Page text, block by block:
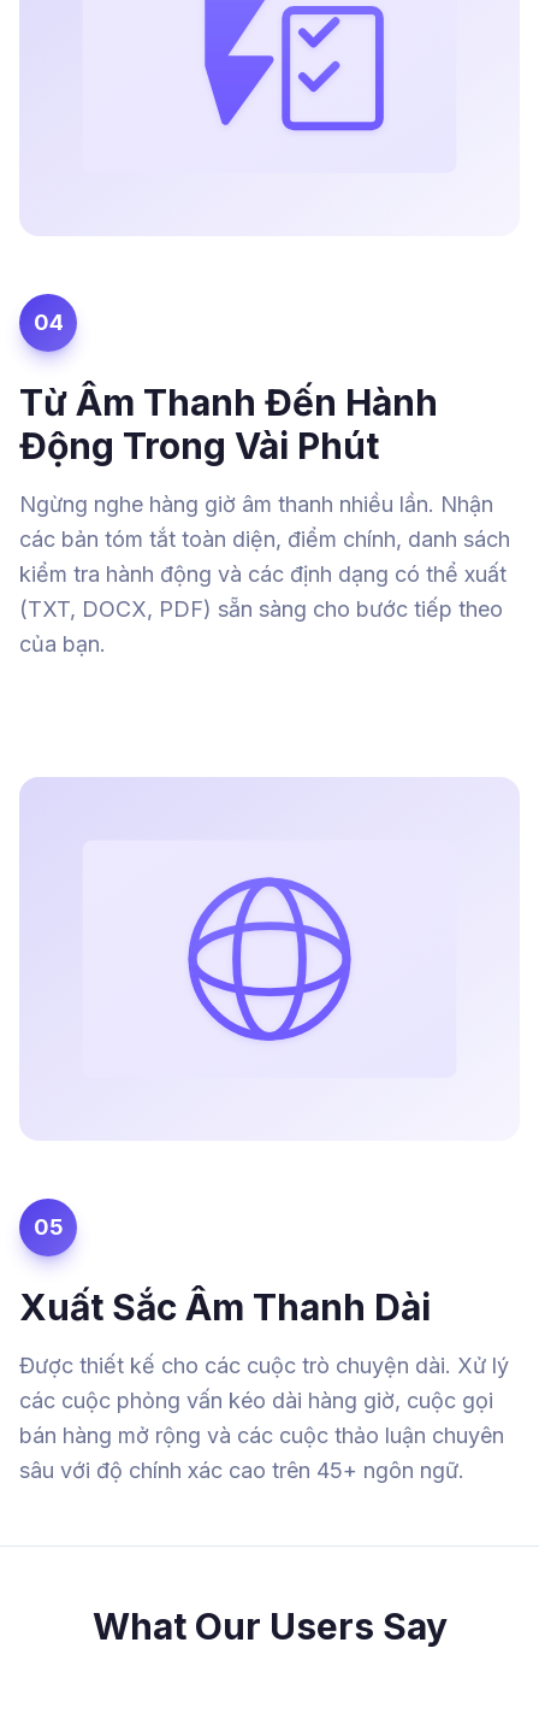
04
Từ Âm Thanh Đến Hành
Động Trong Vài Phút
Ngừng nghe hàng giờ âm thanh nhiều lần. Nhận
các bản tóm tắt toàn diện, điểm chính, danh sách
kiểm tra hành động và các định dạng có thể xuất
(TXT, DOCX, PDF) sẵn sàng cho bước tiếp theo
của bạn.
05
Xuất Sắc Âm Thanh Dài
Được thiết kế cho các cuộc trò chuyện dài. Xử lý
các cuộc phỏng vấn kéo dài hàng giờ, cuộc gọi
bán hàng mở rộng và các cuộc thảo luận chuyên
sâu với độ chính xác cao trên 45+ ngôn ngữ.
What Our Users Say